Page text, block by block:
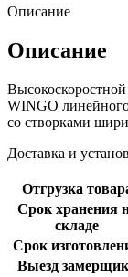
Описание
Описание
WINGO
со створками
Доставка и
Отгрузка
Срок хранения
складе
Срок
Выезд